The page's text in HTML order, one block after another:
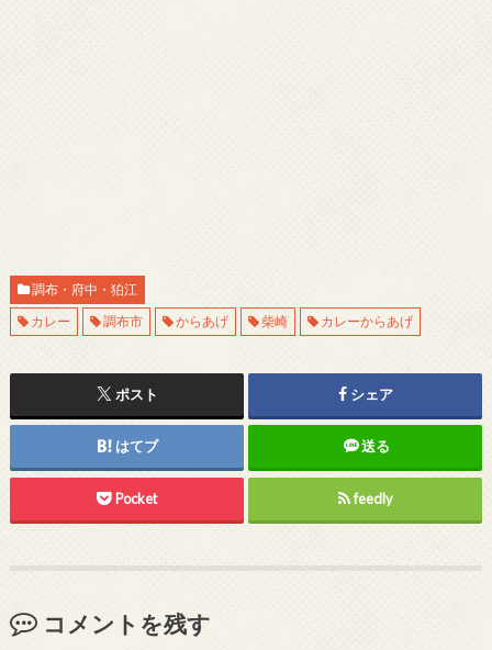
調布・府中・狛江
カレー
調布市 からあげ 柴崎 カレーからあげ
ポスト シェア
はてブ 送る
Pocket feedly
コメントを残す